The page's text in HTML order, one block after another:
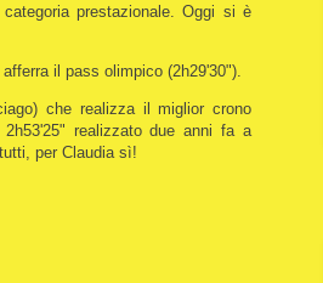
prestazionale. Oggi si è
il pass olimpico (2h29'30").
che realizza il miglior crono
realizzato due anni fa a
per Claudia sì!